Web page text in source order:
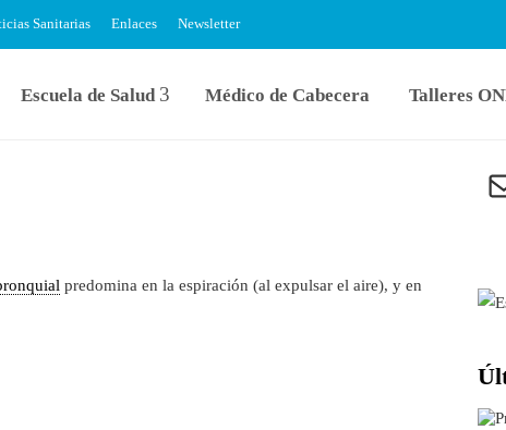
Sanitarias Enlaces Newsletter
Escuela de Salud Médico de Cabecera Talleres
predomina en la espiración (al expulsar el aire), y en